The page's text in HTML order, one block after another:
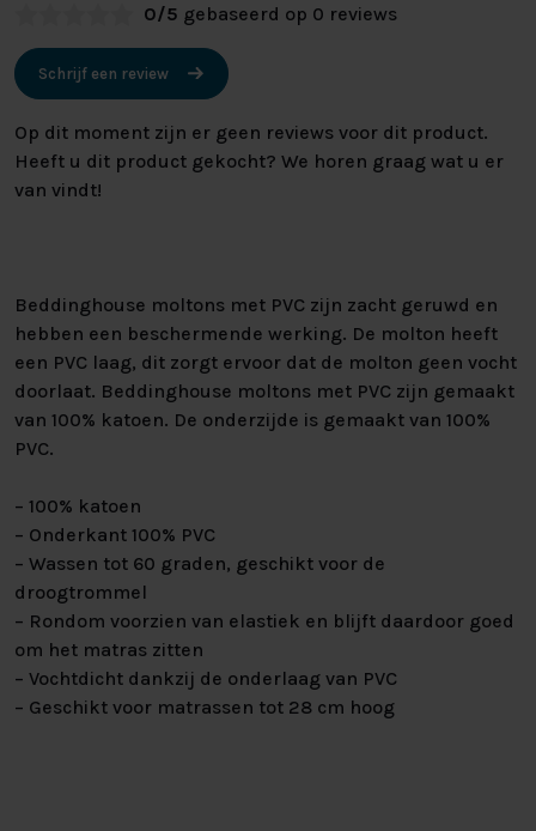
0/5 gebaseerd op 0 reviews
Schrijf een review
Op dit moment zijn er geen reviews voor dit product.
Heeft u dit product gekocht? We horen graag wat u er
van vindt!
Beddinghouse moltons met PVC zijn zacht geruwd en
hebben een beschermende werking. De molton heeft
een PVC laag, dit zorgt ervoor dat de molton geen vocht
doorlaat. Beddinghouse moltons met PVC zijn gemaakt
van 100% katoen. De onderzijde is gemaakt van 100%
PVC.
– 100% katoen
– Onderkant 100% PVC
– Wassen tot 60 graden, geschikt voor de
droogtrommel
– Rondom voorzien van elastiek en blijft daardoor goed
om het matras zitten
– Vochtdicht dankzij de onderlaag van PVC
– Geschikt voor matrassen tot 28 cm hoog